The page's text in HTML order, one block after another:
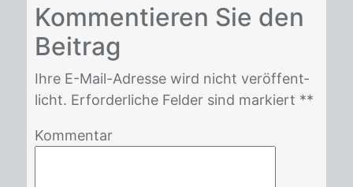
Kom­men­tie­ren Sie den
Bei­trag
Ihre E-Mail-Adres­se wird nicht ver­öf­fent­
licht. Er­for­der­li­che Fel­der sind mar­kiert **
Kommentar